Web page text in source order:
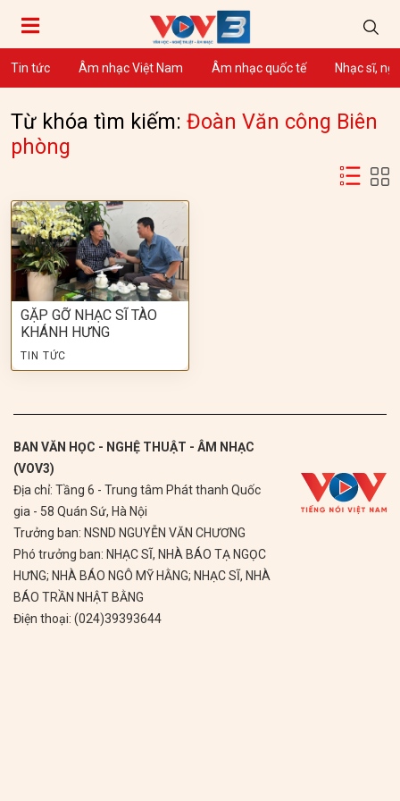
Tin tức Âm nhạc Việt Nam Âm nhạc quốc tế Nhạc sĩ,
Từ khóa tìm kiếm: Đoàn Văn công Biên
phòng
GẶP GỠ NHẠC SĨ TÀO
KHÁNH HƯNG
TIN TỨC
BAN VĂN HỌC - NGHỆ THUẬT - ÂM NHẠC
(VOV3)
Địa chỉ: Tầng 6 - Trung tâm Phát thanh Quốc
gia - 58 Quán Sứ, Hà Nội
Trưởng ban: NSND NGUYỄN VĂN CHƯƠNG
Phó trưởng ban: NHẠC SĨ, NHÀ BÁO TẠ NGỌC
HƯNG; NHÀ BÁO NGÔ MỸ HẰNG; NHẠC SĨ, NHÀ
BÁO TRẦN NHẬT BẰNG
Điện thoại: (024)39393644